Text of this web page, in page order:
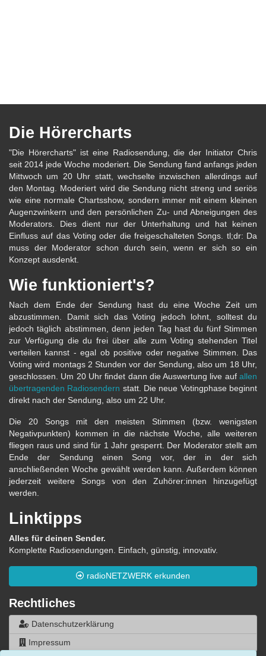
Die Hörercharts
"Die Hörercharts" ist eine Radiosendung, die der Initiator Chris
seit 2014 jede Woche moderiert. Die Sendung fand anfangs jeden
Mittwoch um 20 Uhr statt, wechselte inzwischen allerdings auf
den Montag. Moderiert wird die Sendung nicht streng und seriös
wie eine normale Chartsshow, sondern immer mit einem kleinen
Augenzwinkern und den persönlichen Zu- und Abneigungen des
Moderators. Dies dient nur der Unterhaltung und hat keinen
Einfluss auf das Voting oder die freigeschalteten Songs. tl;dr: Da
muss der Moderator schon durch sein, wenn er sich so ein
Konzept ausdenkt.
Wie funktioniert's?
Nach dem Ende der Sendung hast du eine Woche Zeit um
abzustimmen. Damit sich das Voting jedoch lohnt, solltest du
jedoch täglich abstimmen, denn jeden Tag hast du fünf Stimmen
zur Verfügung die du frei über alle zum Voting stehenden Titel
verteilen kannst - egal ob positive oder negative Stimmen. Das
Voting wird montags 2 Stunden vor der Sendung, also um 18 Uhr,
geschlossen. Um 20 Uhr findet dann die Auswertung live auf allen
übertragenden Radiosendern statt. Die neue Votingphase beginnt
direkt nach der Sendung, also um 22 Uhr.
Die 20 Songs mit den meisten Stimmen (bzw. wenigsten
Negativpunkten) kommen in die nächste Woche, alle weiteren
fliegen raus und sind für 1 Jahr gesperrt. Der Moderator stellt am
Ende der Sendung einen Song vor, der in der sich
anschließenden Woche gewählt werden kann. Außerdem können
jederzeit weitere Songs von den Zuhörer:innen hinzugefügt
werden.
Linktipps
Alles für deinen Sender.
Komplette Radiosendungen. Einfach, günstig, innovativ.
radioNETZWERK erkunden
Rechtliches
Datenschutzerklärung
Impressum